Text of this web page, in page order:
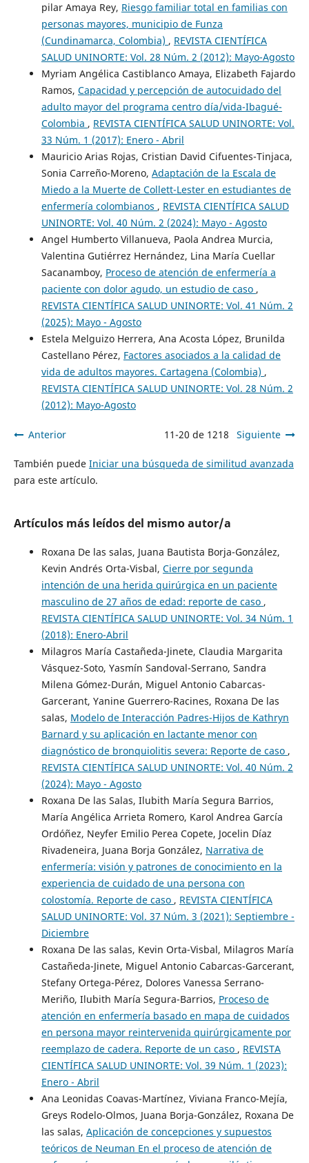
pilar Amaya Rey, Riesgo familiar total en familias con
personas mayores, municipio de Funza
(Cundinamarca, Colombia) , REVISTA CIENTÍFICA
SALUD UNINORTE: Vol. 28 Núm. 2 (2012): Mayo-Agosto
Myriam Angélica Castiblanco Amaya, Elizabeth Fajardo
Ramos, Capacidad y percepción de autocuidado del
adulto mayor del programa centro día/vida-Ibagué-
Colombia , REVISTA CIENTÍFICA SALUD UNINORTE: Vol.
33 Núm. 1 (2017): Enero - Abril
Mauricio Arias Rojas, Cristian David Cifuentes-Tinjaca,
Sonia Carreño-Moreno, Adaptación de la Escala de
Miedo a la Muerte de Collett-Lester en estudiantes de
enfermería colombianos , REVISTA CIENTÍFICA SALUD
UNINORTE: Vol. 40 Núm. 2 (2024): Mayo - Agosto
Angel Humberto Villanueva, Paola Andrea Murcia,
Valentina Gutiérrez Hernández, Lina María Cuellar
Sacanamboy, Proceso de atención de enfermería a
paciente con dolor agudo, un estudio de caso ,
REVISTA CIENTÍFICA SALUD UNINORTE: Vol. 41 Núm. 2
(2025): Mayo - Agosto
Estela Melguizo Herrera, Ana Acosta López, Brunilda
Castellano Pérez, Factores asociados a la calidad de
vida de adultos mayores. Cartagena (Colombia) ,
REVISTA CIENTÍFICA SALUD UNINORTE: Vol. 28 Núm. 2
(2012): Mayo-Agosto
Anterior 11-20 de 1218 Siguiente
También puede Iniciar una búsqueda de similitud avanzada
para este artículo.
Artículos más leídos del mismo autor/a
Roxana De las salas, Juana Bautista Borja-González,
Kevin Andrés Orta-Visbal, Cierre por segunda
intención de una herida quirúrgica en un paciente
masculino de 27 años de edad: reporte de caso ,
REVISTA CIENTÍFICA SALUD UNINORTE: Vol. 34 Núm. 1
(2018): Enero-Abril
Milagros María Castañeda-Jinete, Claudia Margarita
Vásquez-Soto, Yasmín Sandoval-Serrano, Sandra
Milena Gómez-Durán, Miguel Antonio Cabarcas-
Garcerant, Yanine Guerrero-Racines, Roxana De las
salas, Modelo de Interacción Padres-Hijos de Kathryn
Barnard y su aplicación en lactante menor con
diagnóstico de bronquiolitis severa: Reporte de caso ,
REVISTA CIENTÍFICA SALUD UNINORTE: Vol. 40 Núm. 2
(2024): Mayo - Agosto
Roxana De las Salas, Ilubith María Segura Barrios,
María Angélica Arrieta Romero, Karol Andrea García
Ordóñez, Neyfer Emilio Perea Copete, Jocelin Díaz
Rivadeneira, Juana Borja González, Narrativa de
enfermería: visión y patrones de conocimiento en la
experiencia de cuidado de una persona con
colostomía. Reporte de caso , REVISTA CIENTÍFICA
SALUD UNINORTE: Vol. 37 Núm. 3 (2021): Septiembre -
Diciembre
Roxana De las salas, Kevin Orta-Visbal, Milagros María
Castañeda-Jinete, Miguel Antonio Cabarcas-Garcerant,
Stefany Ortega-Pérez, Dolores Vanessa Serrano-
Meriño, Ilubith María Segura-Barrios, Proceso de
atención en enfermería basado en mapa de cuidados
en persona mayor reintervenida quirúrgicamente por
reemplazo de cadera. Reporte de un caso , REVISTA
CIENTÍFICA SALUD UNINORTE: Vol. 39 Núm. 1 (2023):
Enero - Abril
Ana Leonidas Coavas-Martínez, Viviana Franco-Mejía,
Greys Rodelo-Olmos, Juana Borja-González, Roxana De
las salas, Aplicación de concepciones y supuestos
teóricos de Neuman En el proceso de atención de